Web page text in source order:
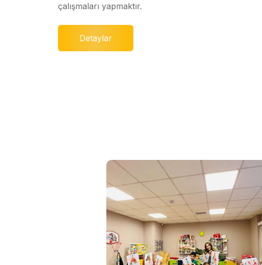
çalışmaları yapmaktır.
Detaylar